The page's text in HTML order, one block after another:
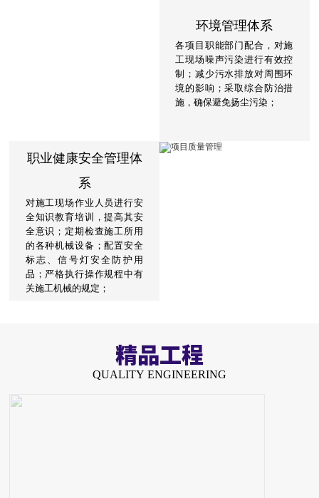
环境管理体系
各项目职能部门配合，对施
工现场噪声污染进行有效控
制；减少污水排放对周围环
境的影响；采取综合防治措
施，确保避免扬尘污染；
职业健康安全管理体
系
对施工现场作业人员进行安
全知识教育培训，提高其安
全意识；定期检查施工所用
的各种机械设备；配置安全
标志、信号灯安全防护用
品；严格执行操作规程中有
关施工机械的规定；
精品工程
QUALITY ENGINEERING